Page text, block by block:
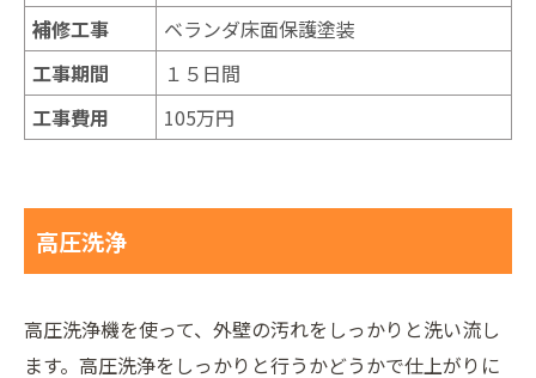
補修工事
ベランダ床面保護塗装
工事期間
１５日間
工事費用
105万円
高圧洗浄
高圧洗浄機を使って、外壁の汚れをしっかりと洗い流し
ます。高圧洗浄をしっかりと行うかどうかで仕上がりに